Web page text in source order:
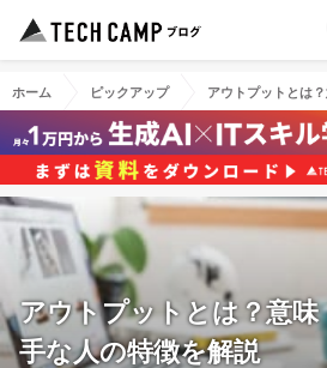
ホーム ピックアップ アウトプットとは
アウトプットとは？意
手な人の特徴を解説